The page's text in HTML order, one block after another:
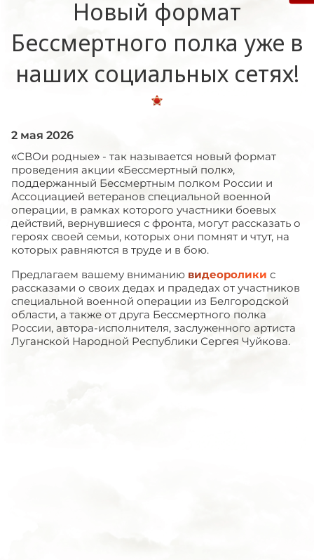
Новый формат
Бессмертного полка уже в
наших социальных сетях!
2 мая 2026
«СВОи родные» - так называется новый формат
проведения акции «Бессмертный полк»,
поддержанный Бессмертным полком России и
Ассоциацией ветеранов специальной военной
операции, в рамках которого участники боевых
действий, вернувшиеся с фронта, могут рассказать о
героях своей семьи, которых они помнят и чтут, на
которых равняются в труде и в бою.
Предлагаем вашему вниманию видеоролики с
рассказами о своих дедах и прадедах от участников
специальной военной операции из Белгородской
области, а также от друга Бессмертного полка
России, автора-исполнителя, заслуженного артиста
Луганской Народной Республики Сергея Чуйкова.